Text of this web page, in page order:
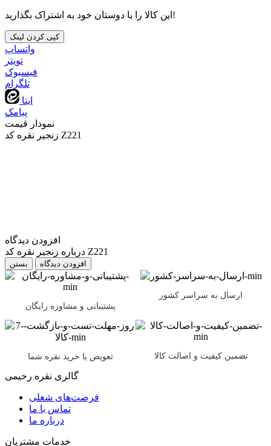
این کالا را با دوستان خود به اشتراک بگذارید!
کپی کردن لینک
واتساپ
تويتر
فیسبوک
تلگرام
ایتا
پیامک
نمودار قیمت
زنجیر نقره کد Z221
افزودن دیدگاه
درباره زنجیر نقره کد Z221
بستن
پشتیبانی و مشاوره رایگان
ارسال به سراسر کشور
تعویض یا خرید نقره شما تضمین کیفیت و اصالت کالا
گالری نقره رحیمی
فرصت‌های شغلی
تماس با ما
درباره ما
خدمات مشتریان